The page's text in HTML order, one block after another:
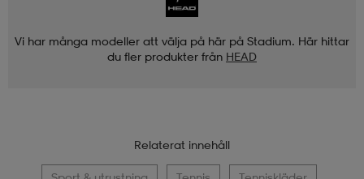
Vi har många modeller att välja på här på Stadium. Här hittar
du fler produkter från HEAD
Relaterat innehåll